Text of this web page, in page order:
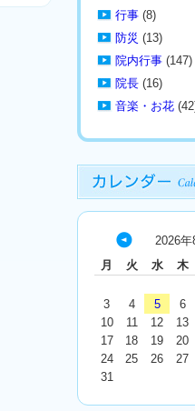
行事 (8)
防災 (13)
院内行事 (147)
院長 (16)
音楽・お花
2026年
月
火 水 木
« 7
月
3
4 5 6
10
11 12 13
17
18 19 20
24
25 26 27
31